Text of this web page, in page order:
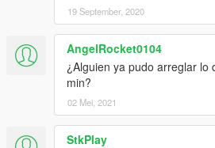
19 September, 2020
AngelRocket0104
¿Alguien ya pudo arreglar lo
min?
02 Mei, 2021
StkPlay